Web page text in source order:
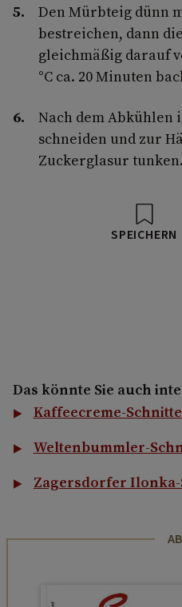
Den Mürbteig dünn
bestreichen, dann
gleichmäßig darauf
°C ca. 20 Minuten
Nach dem Abkühlen
schneiden und zur
Zuckerglasur tunken.
SPEICHERN
Das könnte Sie auch
Kaffeecreme-Schnitte
Weltenbummler-
Zagersdorfer